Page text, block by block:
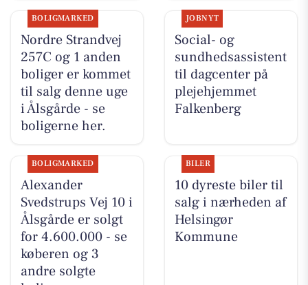
BOLIGMARKED
Nordre Strandvej
257C og 1 anden
boliger er kommet
til salg denne uge
i Ålsgårde - se
boligerne her.
JOBNYT
Social- og
sundhedsassistent
til dagcenter på
plejehjemmet
Falkenberg
BOLIGMARKED
Alexander
Svedstrups Vej 10 i
Ålsgårde er solgt
for 4.600.000 - se
køberen og 3
andre solgte
BILER
10 dyreste biler til
salg i nærheden af
Helsingør
Kommune